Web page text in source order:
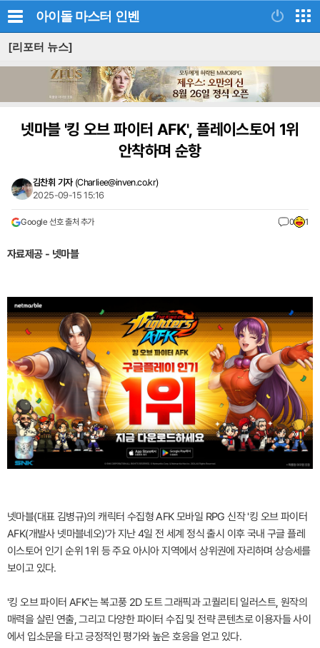
아이돌 마스터 인벤
[리포터 뉴스]
넷마블 '킹 오브 파이터 AFK', 플레이스토어 1위
안착하며 순항
김찬휘 기자 (Charliee@inven.co.kr)
2025-09-15 15:16
Google 선호 출처 추가 0 1
자료제공 - 넷마블
넷마블(대표 김병규)의 캐릭터 수집형 AFK 모바일 RPG 신작 '킹 오브 파이터
AFK(개발사 넷마블네오)'가 지난 4일 전 세계 정식 출시 이후 국내 구글 플레
이스토어 인기 순위 1위 등 주요 아시아 지역에서 상위권에 자리하며 상승세를
보이고 있다.
'킹 오브 파이터 AFK'는 복고풍 2D 도트 그래픽과 고퀄리티 일러스트, 원작의
매력을 살린 연출, 그리고 다양한 파이터 수집 및 전략 콘텐츠로 이용자들 사이
에서 입소문을 타고 긍정적인 평가와 높은 호응을 얻고 있다.